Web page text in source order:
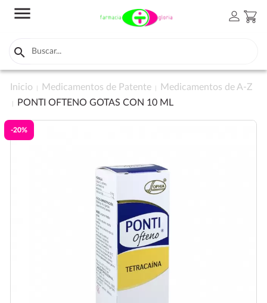
menu person shopping_cart

Inicio Medicamentos de Patente
Medicamentos de A-Z
PONTI OFTENO GOTAS CON 10 ML
-20%